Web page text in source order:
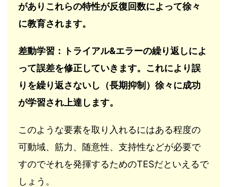
がありこれらの特性が反復回数によって徐々
に教育されます。
差動学習：トライアル&エラーの繰り返しによ
って誤差を修正していきます。これにより誤
りを繰り返さないし（長期抑制）徐々に成功
が学習され上達します。
このような要素を取り入れるにはある程度の
可動域、筋力、随意性、支持性などが必要で
すのでそれを発揮するためのTESだといえるで
しょう。